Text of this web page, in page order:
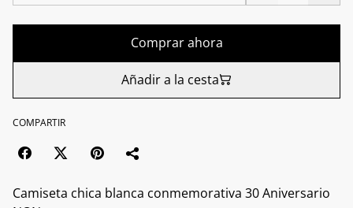
Comprar ahora
Añadir a la cesta
COMPARTIR
Camiseta chica blanca conmemorativa 30 Aniversario